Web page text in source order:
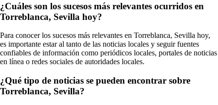
¿Cuáles son los sucesos más relevantes ocurridos en
Torreblanca, Sevilla hoy?
Para conocer los sucesos más relevantes en Torreblanca, Sevilla hoy,
es importante estar al tanto de las noticias locales y seguir fuentes
confiables de información como periódicos locales, portales de noticias
en línea o redes sociales de autoridades locales.
¿Qué tipo de noticias se pueden encontrar sobre
Torreblanca, Sevilla?